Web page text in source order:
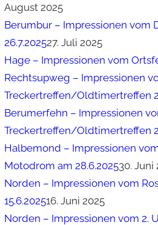
August 2025
Berumbur – Impressionen vom
26.7.202527. Juli 2025
Hage – Impressionen vom
Rechtsupweg – Impressionen
Treckertreffen/Oldtimertreffen
Berumerfehn – Impressionen
Treckertreffen/Oldtimertreffen
Halbemond – Impressionen
Motodrom am 28.6.202530. Juni
Norden – Impressionen vom
15.6.202516. Juni 2025
Norden – Impressionen vom 2.